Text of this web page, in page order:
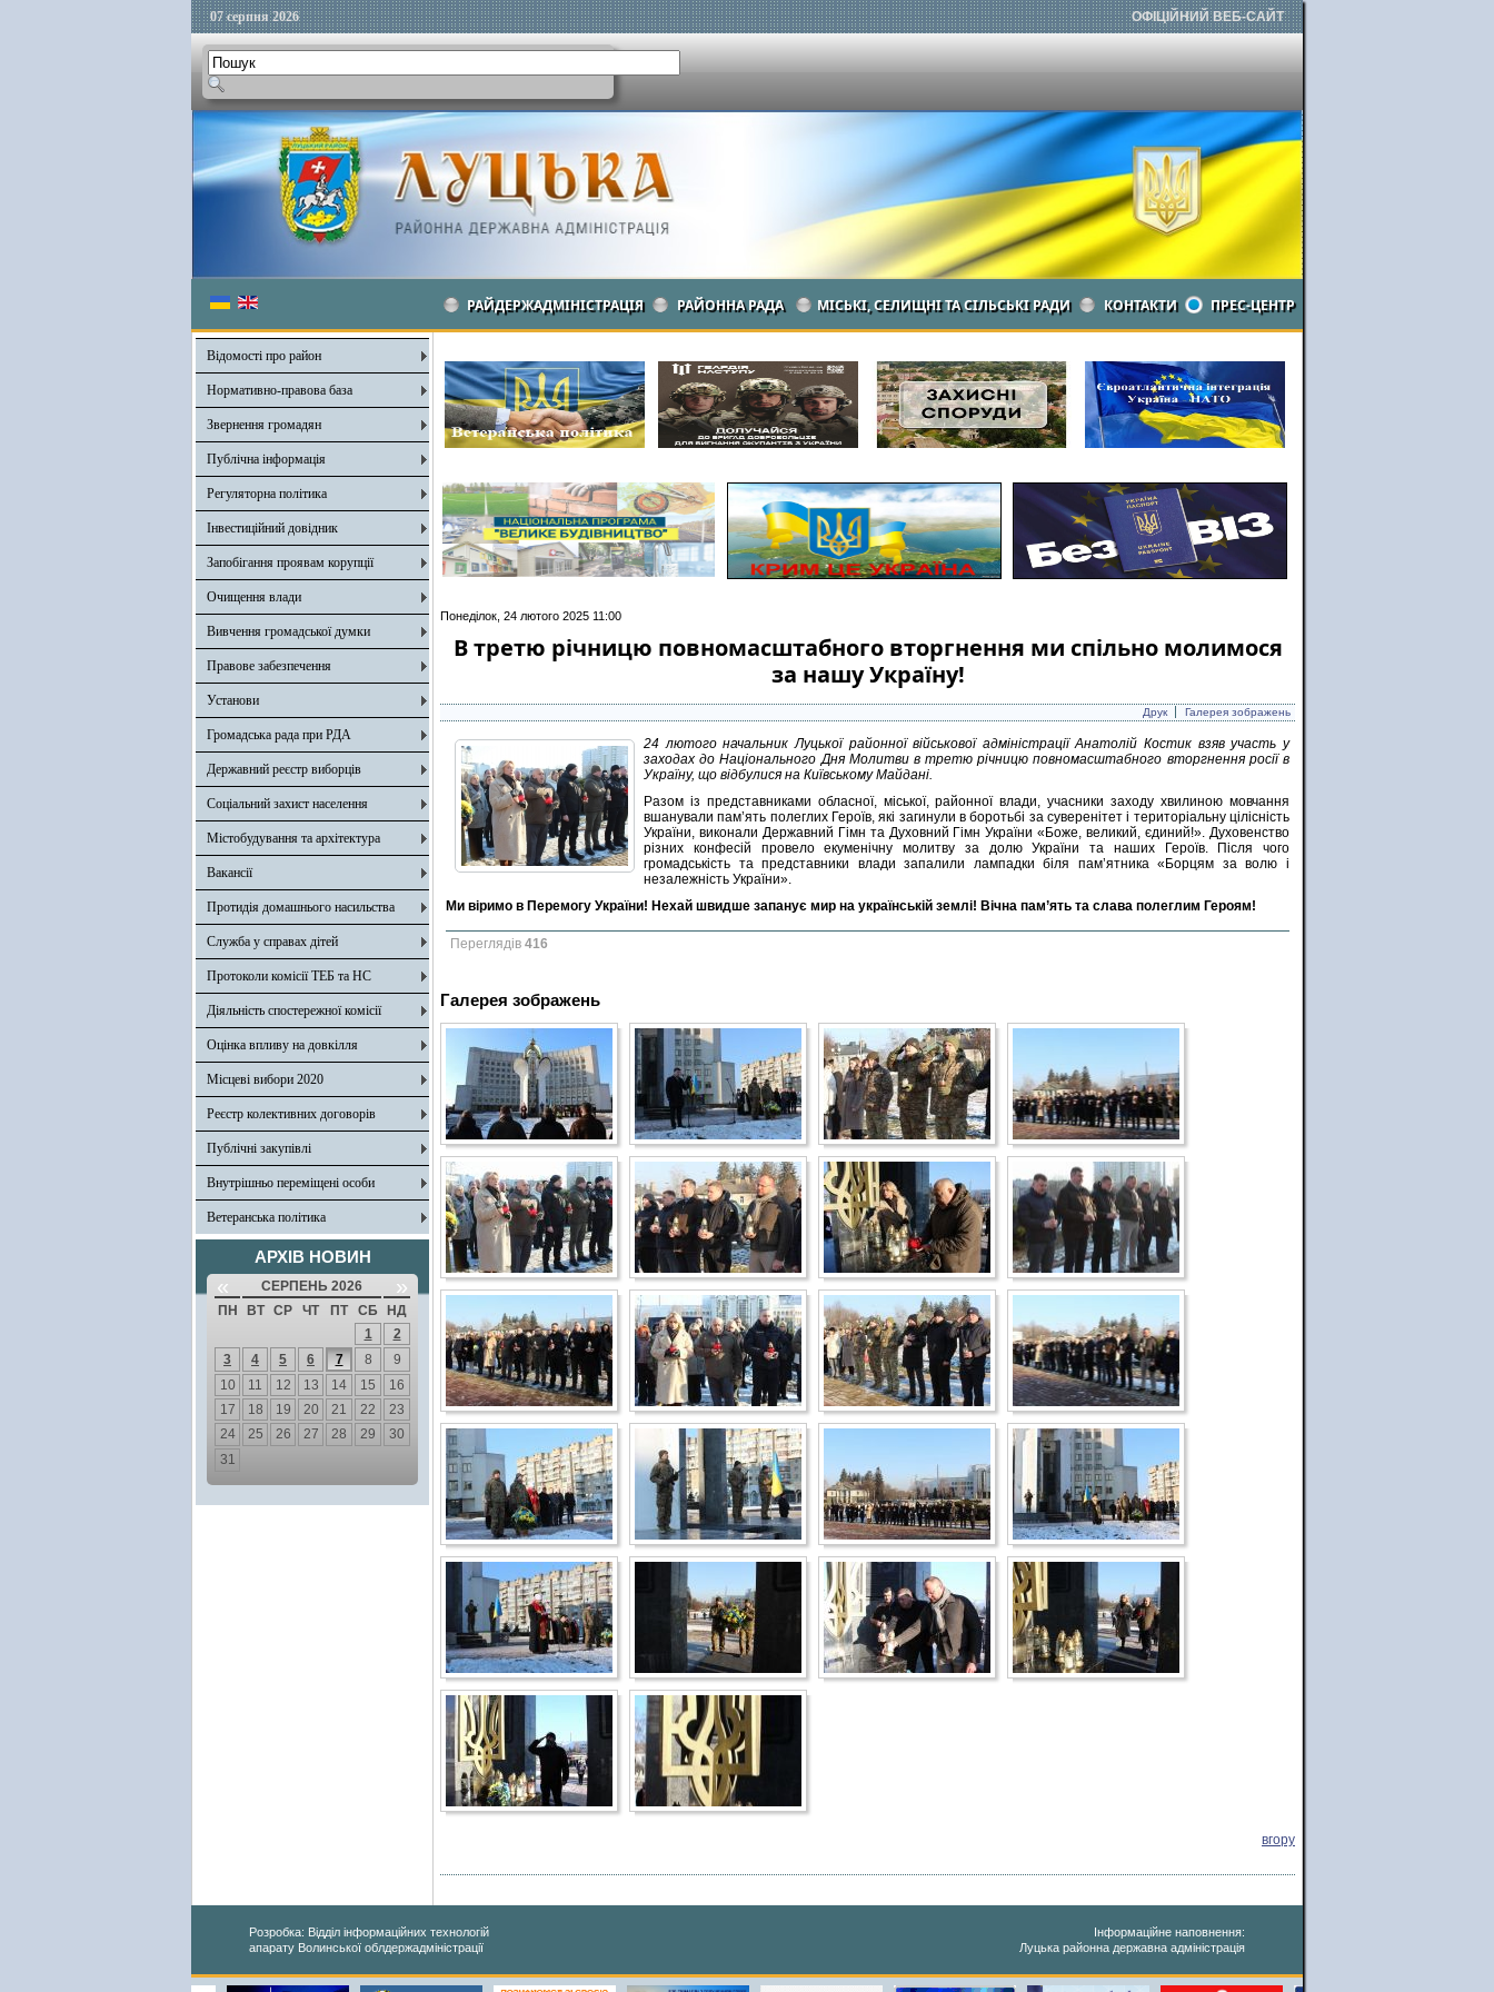
07 серпня 2026 ОФІЦІЙНИЙ ВЕБ-САЙТ
РАЙДЕРЖАДМІНІСТРАЦІЯ РАЙОННА РАДА МІСЬКІ, СЕЛИЩНІ ТА СІЛЬСЬКІ РАДИ КОНТАКТИ ПРЕС-ЦЕНТР
Відомості про район
Нормативно-правова база
Звернення громадян
Публічна інформація
Регуляторна політика
Інвестиційний довідник
Запобігання проявам корупції
Очищення влади
Вивчення громадської думки
Правове забезпечення
Установи
Громадська рада при РДА
Державний реєстр виборців
Соціальний захист населення
Містобудування та архітектура
Вакансії
Протидія домашнього насильства
Служба у справах дітей
Протоколи комісії ТЕБ та НС
Діяльність спостережної комісії
Оцінка впливу на довкілля
Місцеві вибори 2020
Реєстр колективних договорів
Публічні закупівлі
Внутрішньо переміщені особи
Ветеранська політика
АРХІВ НОВИН
« СЕРПЕНЬ 2026 »
ПН ВТ СР ЧТ ПТ СБ
НД
1
2
3
4 5 6 7 8
9
10
11 12 13 14 15
16
17
18 19 20 21 22
23
24
25 26 27 28 29
30
31
Понеділок, 24 лютого 2025 11:00
В третю річницю повномасштабного вторгнення ми спільно молимося
за нашу Україну!
Друк Галерея зображень
24 лютого начальник Луцької районної військової адміністрації Анатолій Костик взяв участь у
заходах до Національного Дня Молитви в третю річницю повномасштабного вторгнення росії в
Україну, що відбулися на Київському Майдані.
Разом із представниками обласної, міської, районної влади, учасники заходу хвилиною мовчання
вшанували пам’ять полеглих Героїв, які загинули в боротьбі за суверенітет і територіальну цілісність
України, виконали Державний Гімн та Духовний Гімн України «Боже, великий, єдиний!». Духовенство
різних конфесій провело екуменічну молитву за долю України та наших Героїв. Після чого
громадськість та представники влади запалили лампадки біля пам’ятника «Борцям за волю і
незалежність України».
Ми віримо в Перемогу України! Нехай швидше запанує мир на українській землі! Вічна пам’ять та слава полеглим Героям!
Переглядів 416
Галерея зображень
вгору
Розробка: Відділ інформаційних технологій
апарату Волинської облдержадміністрації
Інформаційне наповнення:
Луцька районна державна адміністрація